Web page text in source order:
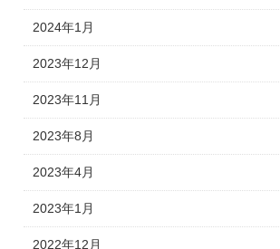
2024年1月
2023年12月
2023年11月
2023年8月
2023年4月
2023年1月
2022年12月